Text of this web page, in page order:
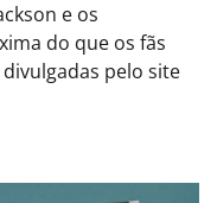
e os
do que os fãs
pelo site